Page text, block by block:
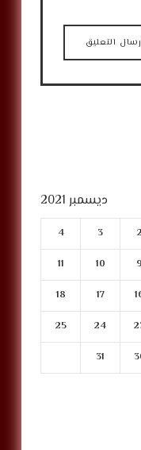
ديسمبر 2021
2
3
4
9
10
11
17
18
24
25
31